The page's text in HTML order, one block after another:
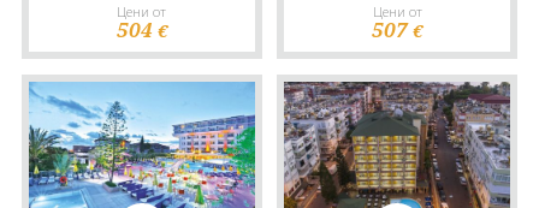
Цени от
504 €
Цени от
507 €